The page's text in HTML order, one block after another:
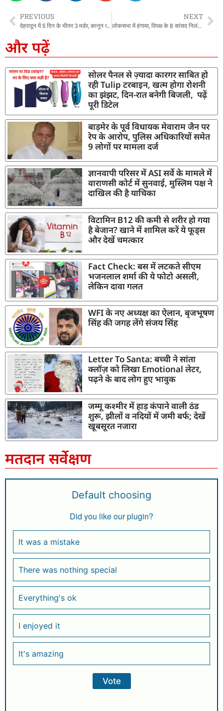
PREVIOUS
देहरादून में 5 दिन के भीतर 3 मर्डर, कानून व्यवस्था को लेकर हाई लेवल मीटिंग, सीएम धामी ने दिखाई सख्ती
NEXT
लोकसभा में हंगामा, विपक्ष के 8 सांसद निलंबित, संसद के बाहर राहुल गांधी का प्रदर्शन
और पढ़ें
सोलर पैनल से ज़्यादा कारगर साबित हो
रही Tulip टरबाइन, खत्म होगा रोशनी
का झंझट, दिन-रात बनेगी बिजली, पढ़ें
पूरी डिटेल
बाड़मेर के पूर्व विधायक मेवाराम जैन पर
रेप के आरोप, पुलिस अधिकारियों समेत
9 लोगों पर मामला दर्ज
ज्ञानवापी परिसर में ASI सर्वे के मामले में
वाराणसी कोर्ट में सुनवाई, मुस्लिम पक्ष ने
दाखिल की है याचिका
विटामिन B12 की कमी से शरीर हो गया
है बेजान? खाने में शामिल करें ये फूड्स
और देखें चमत्कार
Fact Check: बस में लटकते सीएम
भजनलाल शर्मा की ये फोटो असली,
लेकिन दावा गलत
WFI के नए अध्यक्ष का ऐलान, बृजभूषण
सिंह की जगह लेंगे संजय सिंह
Letter To Santa: बच्ची ने सांता
क्लॉज़ को लिखा Emotional लेटर,
पढ़ने के बाद लोग हुए भावुक
जम्मू कश्मीर में हाड़ कंपाने वाली ठंड
शुरू, झीलों व नदियों में जमी बर्फ; देखें
खूबसूरत नजारा
मतदान सर्वेक्षण
Default choosing
Did you like our plugin?
It was a mistake
There was nothing special
Everything's ok
I enjoyed it
It's amazing